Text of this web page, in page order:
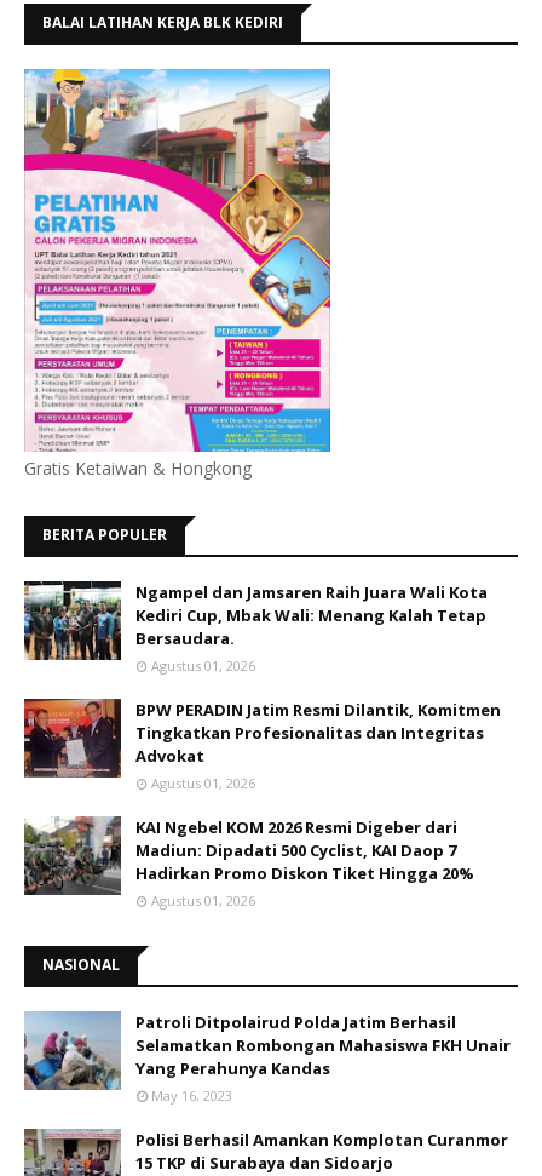
BALAI LATIHAN KERJA BLK KEDIRI
Gratis Ketaiwan & Hongkong
BERITA POPULER
Ngampel dan Jamsaren Raih Juara Wali Kota
Kediri Cup, Mbak Wali: Menang Kalah Tetap
Bersaudara.
Agustus 01, 2026
BPW PERADIN Jatim Resmi Dilantik, Komitmen
Tingkatkan Profesionalitas dan Integritas
Advokat
Agustus 01, 2026
KAI Ngebel KOM 2026 Resmi Digeber dari
Madiun: Dipadati 500 Cyclist, KAI Daop 7
Hadirkan Promo Diskon Tiket Hingga 20%
Agustus 01, 2026
NASIONAL
Patroli Ditpolairud Polda Jatim Berhasil
Selamatkan Rombongan Mahasiswa FKH Unair
Yang Perahunya Kandas
May 16, 2023
Polisi Berhasil Amankan Komplotan Curanmor
15 TKP di Surabaya dan Sidoarjo